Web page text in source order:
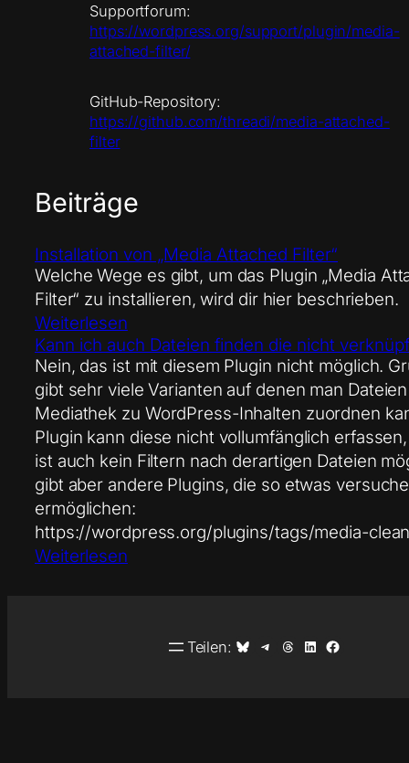
Supportforum:
https://wordpress.org/support/plugin/media-
attached-filter/
GitHub-Repository:
https://github.com/threadi/media-attached-
filter
Beiträge
Installation von „Media Attached Filter“
Welche Wege es gibt, um das Plugin „Media
Filter“ zu installieren, wird dir hier beschrieben.
Weiterlesen
Kann ich auch Dateien finden die nicht
Nein, das ist mit diesem Plugin nicht möglich.
gibt sehr viele Varianten auf denen man
Mediathek zu WordPress-Inhalten zuordnen
Plugin kann diese nicht vollumfänglich
ist auch kein Filtern nach derartigen Dateien
gibt aber andere Plugins, die so etwas
ermöglichen:
https://wordpress.org/plugins/tags/media-
Weiterlesen
Teilen: Auf Bluesky teilenAuf Telegram teilenAuf Threads teilenAuf LinkedIn teilenAuf Facebook teilen